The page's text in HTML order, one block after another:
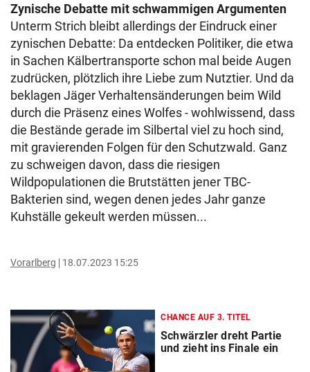
Zynische Debatte mit schwammigen Argumenten
Unterm Strich bleibt allerdings der Eindruck einer
zynischen Debatte: Da entdecken Politiker, die etwa
in Sachen Kälbertransporte schon mal beide Augen
zudrücken, plötzlich ihre Liebe zum Nutztier. Und da
beklagen Jäger Verhaltensänderungen beim Wild
durch die Präsenz eines Wolfes - wohlwissend, dass
die Bestände gerade im Silbertal viel zu hoch sind,
mit gravierenden Folgen für den Schutzwald. Ganz
zu schweigen davon, dass die riesigen
Wildpopulationen die Brutstätten jener TBC-
Bakterien sind, wegen denen jedes Jahr ganze
Kuhställe gekeult werden müssen...
Vorarlberg 18.07.2023 15:25
CHANCE AUF 3. TITEL
Schwärzler dreht Partie
und zieht ins Finale ein